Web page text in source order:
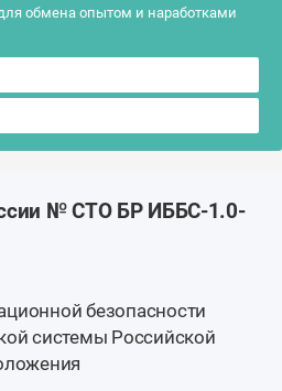
обмена опытом и наработками
№ СТО БР ИББС-1.0-
безопасности
системы Российской